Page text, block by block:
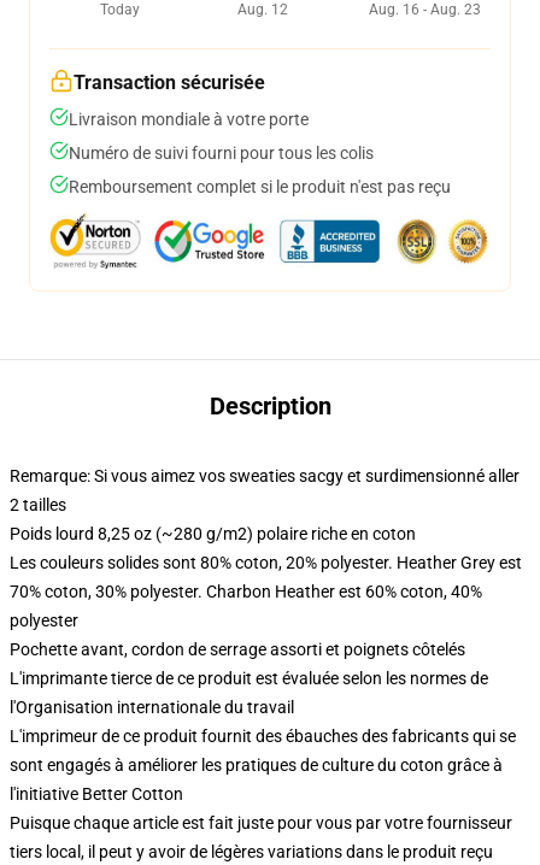
Today
Aug. 12
Aug. 16 - Aug. 23
Transaction sécurisée
Livraison mondiale à votre porte
Numéro de suivi fourni pour tous les colis
Remboursement complet si le produit n'est pas reçu
Description
Remarque: Si vous aimez vos sweaties sacgy et surdimensionné aller
2 tailles
Poids lourd 8,25 oz (~280 g/m2) polaire riche en coton
Les couleurs solides sont 80% coton, 20% polyester. Heather Grey est
70% coton, 30% polyester. Charbon Heather est 60% coton, 40%
polyester
Pochette avant, cordon de serrage assorti et poignets côtelés
L'imprimante tierce de ce produit est évaluée selon les normes de
l'Organisation internationale du travail
L'imprimeur de ce produit fournit des ébauches des fabricants qui se
sont engagés à améliorer les pratiques de culture du coton grâce à
l'initiative Better Cotton
Puisque chaque article est fait juste pour vous par votre fournisseur
tiers local, il peut y avoir de légères variations dans le produit reçu